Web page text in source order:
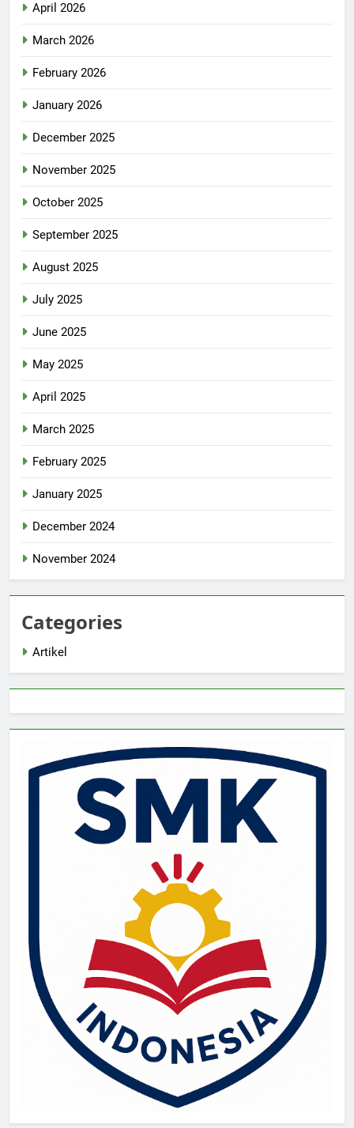
April 2026
March 2026
February 2026
January 2026
December 2025
November 2025
October 2025
September 2025
August 2025
July 2025
June 2025
May 2025
April 2025
March 2025
February 2025
January 2025
December 2024
November 2024
Categories
Artikel